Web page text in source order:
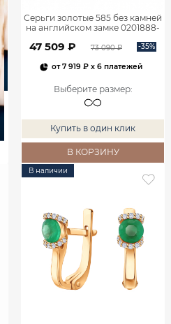
Серьги золотые 585 без камней
на английском замке 0201888-
47 509 ₽ 73 090 ₽ -35%
от7 919 ₽ x 6 платежей
Выберите размер:
Купить в один клик
В КОРЗИНУ
В наличии